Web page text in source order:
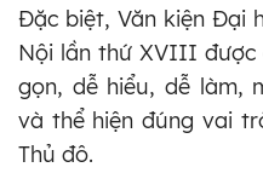
Đặc biệt, Văn kiện Đại
Nội lần thứ XVIII được
gọn, dễ hiểu, dễ làm,
và thể hiện đúng vai
Thủ đô.